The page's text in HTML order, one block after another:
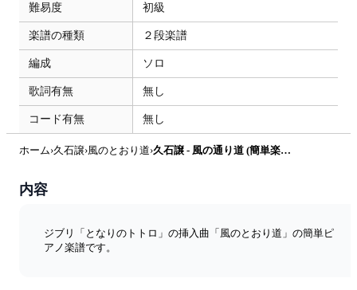
難易度 初級
楽譜の種類 ２段楽譜
編成 ソロ
歌詞有無 無し
コード有無 無し
ホーム›久石譲›風のとおり道› 久石譲 - 風の通り道 (簡単楽譜) by ピアノ塾
内容
ジブリ「となりのトトロ」の挿入曲「風のとおり道」の簡単ピ
アノ楽譜です。